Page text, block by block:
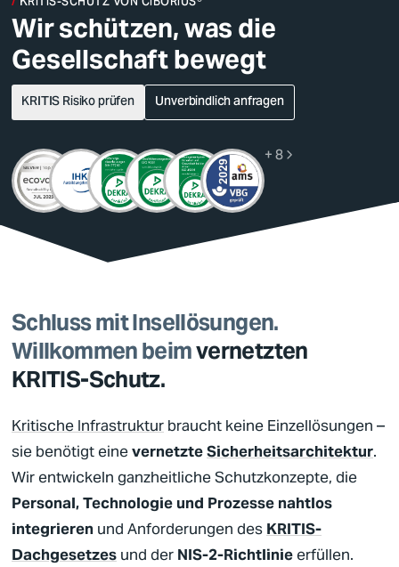
Deutsch
Englisch
Wir schützen, was die
Gesellschaft bewegt
KRITIS Risiko prüfen Unverbindlich anfragen
+ 8
Schluss mit Insellösungen.
Willkommen beimvernetzten
KRITIS-Schutz.
Kritische Infrastruktur braucht keine Einzellösungen –
sie benötigt einevernetzteSicherheitsarchitektur.
Wir entwickeln ganzheitliche Schutzkonzepte, die
Personal, Technologie und Prozesse nahtlos
integrieren und Anforderungen des KRITIS-
Dachgesetzes und der NIS-2-Richtlinie erfüllen.